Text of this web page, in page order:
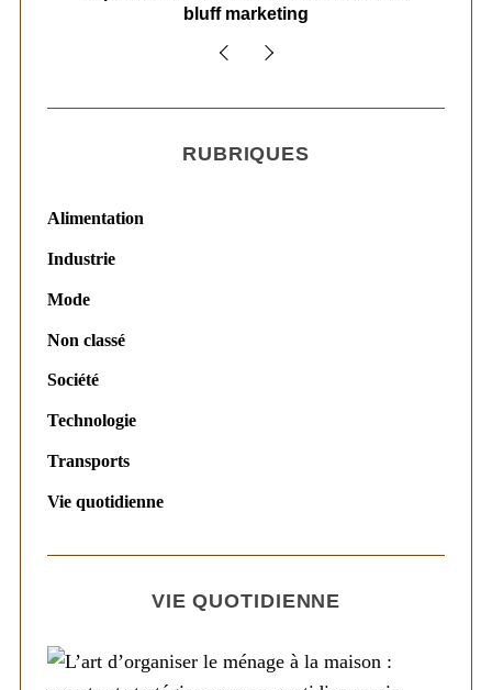
bluff marketing
RUBRIQUES
Alimentation
Industrie
Mode
Non classé
Société
Technologie
Transports
Vie quotidienne
VIE QUOTIDIENNE